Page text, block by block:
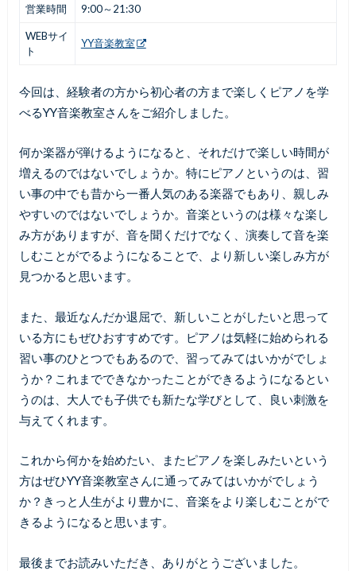
営業時間 9:00～21:30
WEBサイ
ト
YY音楽教室
今回は、経験者の方から初心者の方まで楽しくピアノを学
べるYY音楽教室さんをご紹介しました。
何か楽器が弾けるようになると、それだけで楽しい時間が
増えるのではないでしょうか。特にピアノというのは、習
い事の中でも昔から一番人気のある楽器でもあり、親しみ
やすいのではないでしょうか。音楽というのは様々な楽し
み方がありますが、音を聞くだけでなく、演奏して音を楽
しむことがでるようになることで、より新しい楽しみ方が
見つかると思います。
また、最近なんだか退屈で、新しいことがしたいと思って
いる方にもぜひおすすめです。ピアノは気軽に始められる
習い事のひとつでもあるので、習ってみてはいかがでしょ
うか？これまでできなかったことができるようになるとい
うのは、大人でも子供でも新たな学びとして、良い刺激を
与えてくれます。
これから何かを始めたい、またピアノを楽しみたいという
方はぜひYY音楽教室さんに通ってみてはいかがでしょう
か？きっと人生がより豊かに、音楽をより楽しむことがで
きるようになると思います。
最後までお読みいただき、ありがとうございました。